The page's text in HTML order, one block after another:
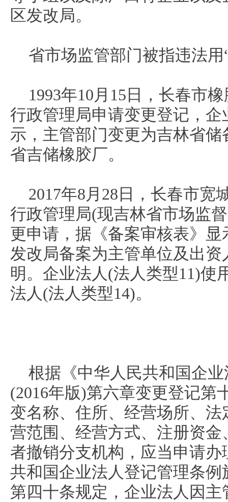
区发改局。
省市场监管部门被指违法用
1993年10月15日，长春市
行政管理局申请变更登记，
示，主管部门变更为吉林省
省吉储橡胶厂。
2017年8月28日，长春市宽
行政管理局(现吉林省市场监
更申请，据《备案审核表》
发改局备案为主管单位及出
明。企业法人(法人类型11)使
法人(法人类型14)。
根据《中华人民共和国企
(2016年版)第六章变更登记第
变名称、住所、经营场所、
营范围、经营方式、注册资
者撤销分支机构，应当申请
共和国企业法人登记管理条例
第四十条规定，企业法人因